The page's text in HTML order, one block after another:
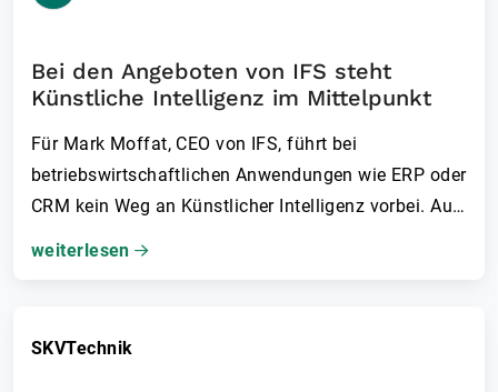
Bei den Angeboten von IFS steht
Künstliche Intelligenz im Mittelpunkt
Für Mark Moffat, CEO von IFS, führt bei
betriebswirtschaftlichen Anwendungen wie ERP oder
CRM kein Weg an Künstlicher Intelligenz vorbei. Auf
der IFS-Kundenkonferenz „IFS Unleashed“
weiterlesen
SKVTechnik